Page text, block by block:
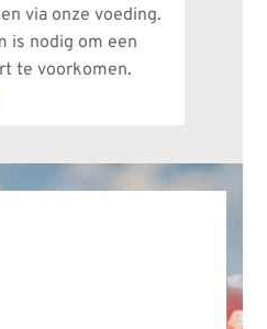
via onze voeding.
is nodig om een
te voorkomen.